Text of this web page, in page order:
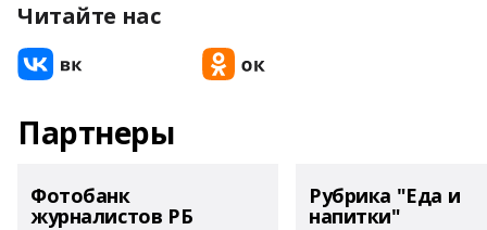
Читайте нас
Партнеры
Фотобанк
журналистов РБ
Рубрика "Еда и
напитки"